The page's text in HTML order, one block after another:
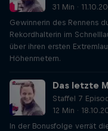
31 Min ·
Gewinnerin des Rennens
Rekordhalterin im
über ihren ersten
Höhenmetern.
Das letzte
Staffel 7
12 Min ·
In der Bonusfolge verrät